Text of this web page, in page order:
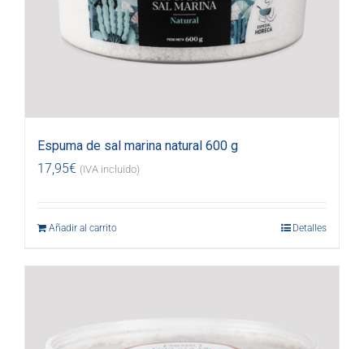
Espuma de sal marina natural 600 g
17,95€ (IVA incluido)
Añadir al carrito Detalles